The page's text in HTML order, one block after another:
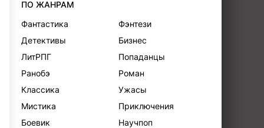
ПО ЖАНРАМ
Фантастика
Фэнтези
Детективы
Бизнес
ЛитРПГ
Попаданцы
Ранобэ
Роман
Классика
Ужасы
Мистика
Приключения
Боевик
Научпоп